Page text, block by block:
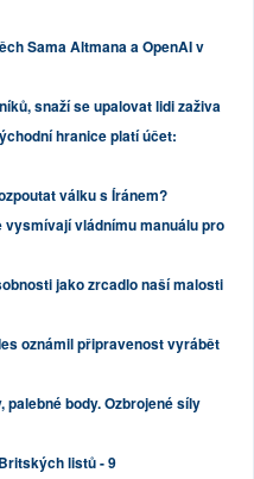
Sama Altmana a OpenAI v
snaží se upalovat lidi zaživa
hranice platí účet:
válku s Íránem?
vládnímu manuálu pro
jako zrcadlo naší malosti
oznámil připravenost vyrábět
palebné body. Ozbrojené síly
listů - 9